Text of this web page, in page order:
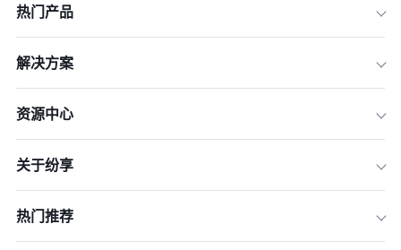
热门产品
解决方案
资源中心
关于纷享
热门推荐